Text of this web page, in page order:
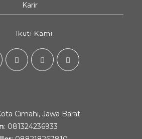
Karir
Ikuti Kami
Cimahi, Jawa Barat
: 081324236933